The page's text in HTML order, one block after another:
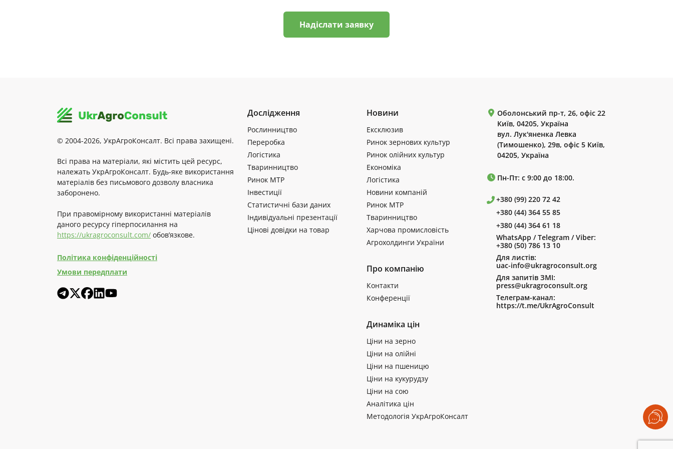
Надіслати заявку
© 2004-2026, УкрАгроКонсалт. Всі права захищені.
Всі права на матеріали, які містить цей ресурс,
належать УкрАгроКонсалт. Будь-яке використання
матеріалів без письмового дозволу власника
заборонено.
При правомірному використанні матеріалів
даного ресурсу гіперпосилання на
https://ukragroconsult.com/ обов’язкове.
Політика конфіденційності
Умови передплати
Дослідження
Рослинництво
Переробка
Логістика
Тваринництво
Ринок МТР
Інвестиції
Статистичні бази даних
Індивідуальні презентації
Цінові довідки на товар
Новини
Ексклюзив
Ринок зернових культур
Ринок олійних культур
Економіка
Логістика
Новини компаній
Ринок МТР
Тваринництво
Харчова промисловість
Агрохолдинги України
Про компанію
Контакти
Конференції
Динаміка цін
Ціни на зерно
Ціни на олійні
Ціни на пшеницю
Ціни на кукурудзу
Ціни на сою
Аналітика цін
Методологія УкрАгроКонсалт
Оболонський пр-т, 26, офіс 22
Київ, 04205, Україна
вул. Лук'яненка Левка
(Тимошенко), 29в, офіс 5 Київ,
04205, Україна
Пн-Пт: с 9:00 до 18:00.
+380 (99) 220 72 42
+380 (44) 364 55 85
+380 (44) 364 61 18
WhatsApp / Telegram / Viber:
+380 (50) 786 13 10
Для листів:
uac-info@ukragroconsult.org
Для запитів ЗМІ:
press@ukragroconsult.org
Телеграм-канал:
https://t.me/UkrAgroConsult